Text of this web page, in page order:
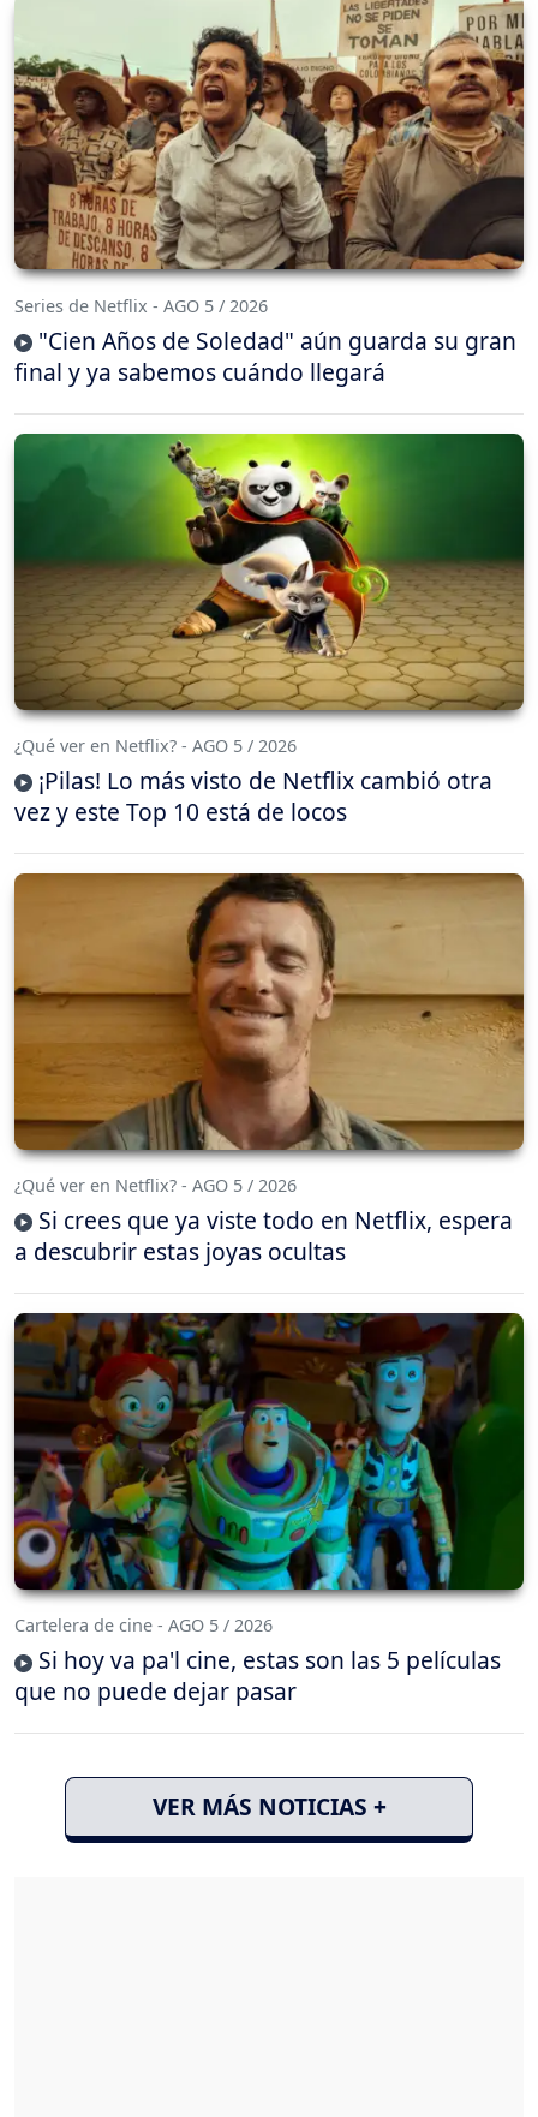
Series de Netflix - AGO 5 / 2026
"Cien Años de Soledad" aún guarda su gran
final y ya sabemos cuándo llegará
¿Qué ver en Netflix? - AGO 5 / 2026
¡Pilas! Lo más visto de Netflix cambió otra
vez y este Top 10 está de locos
¿Qué ver en Netflix? - AGO 5 / 2026
Si crees que ya viste todo en Netflix, espera
a descubrir estas joyas ocultas
Cartelera de cine - AGO 5 / 2026
Si hoy va pa'l cine, estas son las 5 películas
que no puede dejar pasar
VER MÁS NOTICIAS +